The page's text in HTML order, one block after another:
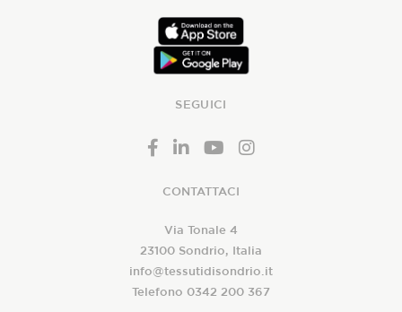
SEGUICI
CONTATTACI
Via Tonale 4
23100 Sondrio, Italia
info@tessutidisondrio.it
Telefono 0342 200 367